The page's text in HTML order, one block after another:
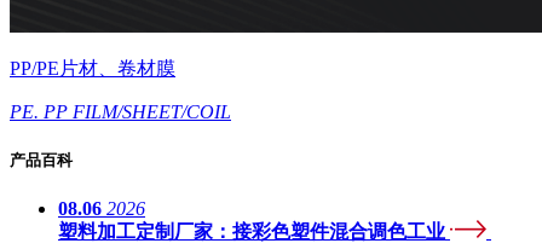
PP/PE片材、卷材膜
PE. PP FILM/SHEET/COIL
产品百科
08.06 2026
塑料加工定制厂家：接彩色塑件混合调色工业